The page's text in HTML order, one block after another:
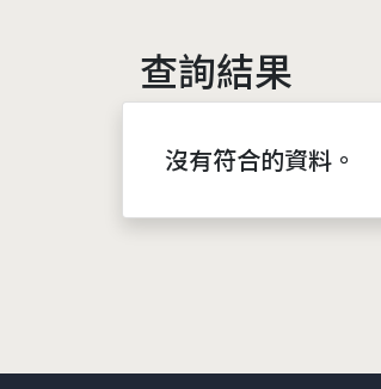
查詢結果
沒有符合的資料。